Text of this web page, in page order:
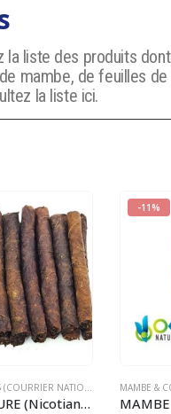
liste des produits
de mambe, de feuilles
la liste ici.
NATIONAL)
MAPACHO PURE (Nicotiana Rustic) - Sans produits chimiques artificiels - Naturel et frais
-11%
MAMBE &